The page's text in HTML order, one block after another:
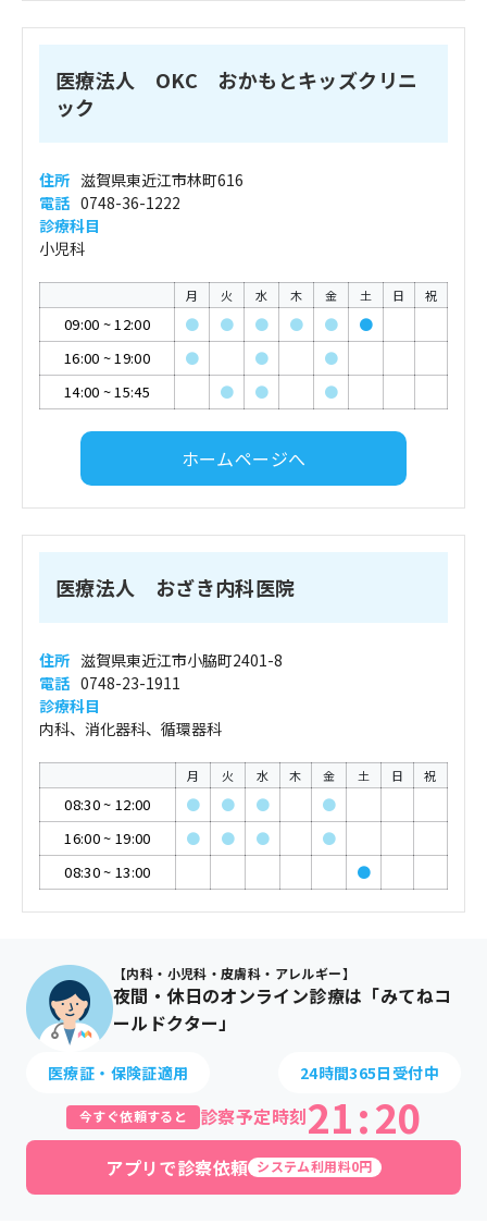
医療法人 OKC おかもとキッズクリニ
ック
住所 滋賀県東近江市林町616
電話 0748-36-1222
診療科目
小児科
月 火 水 木 金 土 日 祝
09:00 ~12:00 ● ● ● ● ●
●
16:00 ~19:00 ● ●
●
14:00 ~15:45 ● ● ●
ホームページへ
医療法人 おざき内科医院
住所 滋賀県東近江市小脇町2401-8
電話 0748-23-1911
診療科目
内科、消化器科、循環器科
月 火 水 木 金 土 日 祝
08:30~ 12:00 ● ● ●
●
16:00~ 19:00 ● ● ●
●
08:30~ 13:00 ●
【内科・小児科・皮膚科・アレルギー】
夜間・休日のオンライン診療は「みてねコ
ールドクター」
医療証・保険証適用 24時間365日受付中
今すぐ依頼すると 診察予定時刻21:20
アプリで診察依頼 システム利用料0円